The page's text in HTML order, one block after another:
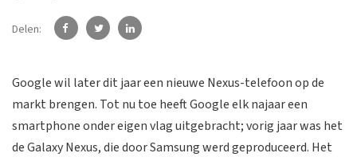
Delen:
Google wil later dit jaar een nieuwe Nexus-telefoon op de
markt brengen. Tot nu toe heeft Google elk najaar een
smartphone onder eigen vlag uitgebracht; vorig jaar was het
de Galaxy Nexus, die door Samsung werd geproduceerd. Het